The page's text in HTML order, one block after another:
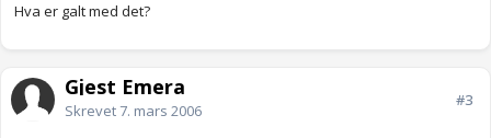
Hva er galt med det?
Gjest Emera
Skrevet7. mars 2006
#3